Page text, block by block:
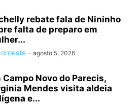
rebate fala de Nininho
falta de preparo em
- agosto 5, 2026
Campo Novo do Parecis,
Mendes visita aldeia
e...